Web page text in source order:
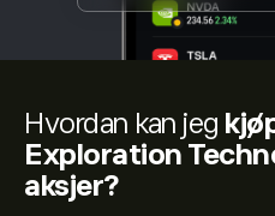
Hvordan kan jeg
Exploration
aksjer?